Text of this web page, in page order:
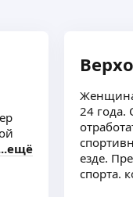
ещё
24 года.
езде.
спорта.